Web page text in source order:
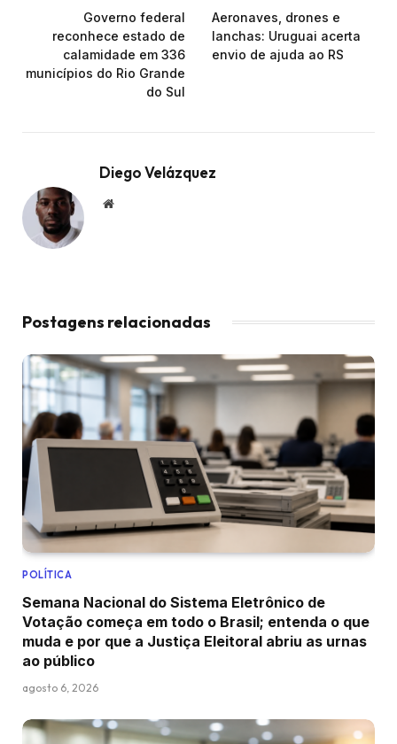
Governo federal
reconhece estado de
calamidade em 336
municípios do Rio Grande
do Sul
Aeronaves, drones e
lanchas: Uruguai acerta
envio de ajuda ao RS
Diego Velázquez
Website
Postagens relacionadas
POLÍTICA
Semana Nacional do Sistema Eletrônico de
Votação começa em todo o Brasil; entenda o que
muda e por que a Justiça Eleitoral abriu as urnas
ao público
agosto 6, 2026